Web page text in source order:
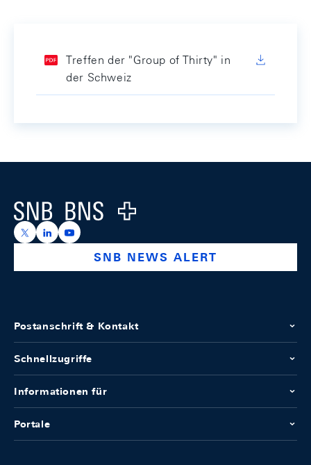
Treffen der "Group of Thirty" in
der Schweiz
Logo
https://x.com/snb_bns
https://ch.linkedin.com/company/swiss-national-
https://www.youtube.com/@swissnationalbank
SNB NEWS ALERT
Postanschrift & Kontakt
Schnellzugriffe
Informationen für
Portale